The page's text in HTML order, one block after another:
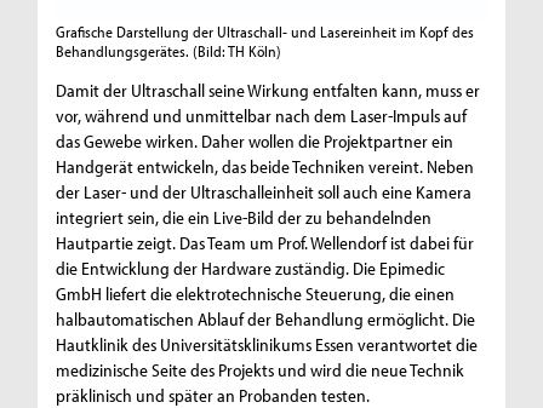
Grafische Darstellung der Ultraschall- und Lasereinheit im Kopf des
Behandlungsgerätes. (Bild: TH Köln)
Damit der Ultraschall seine Wirkung entfalten kann, muss er
vor, während und unmittelbar nach dem Laser-Impuls auf
das Gewebe wirken. Daher wollen die Projektpartner ein
Handgerät entwickeln, das beide Techniken vereint. Neben
der Laser- und der Ultraschalleinheit soll auch eine Kamera
integriert sein, die ein Live-Bild der zu behandelnden
Hautpartie zeigt. Das Team um Prof. Wellendorf ist dabei für
die Entwicklung der Hardware zuständig. Die Epimedic
GmbH liefert die elektrotechnische Steuerung, die einen
halbautomatischen Ablauf der Behandlung ermöglicht. Die
Hautklinik des Universitätsklinikums Essen verantwortet die
medizinische Seite des Projekts und wird die neue Technik
präklinisch und später an Probanden testen.